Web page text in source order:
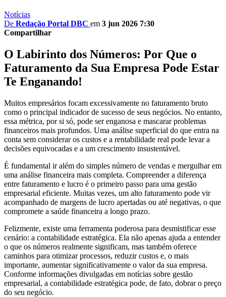
Notícias
De Redação Portal DBC em 3 jun 2026 7:30
Compartilhar
O Labirinto dos Números: Por Que o
Faturamento da Sua Empresa Pode Estar
Te Enganando!
Muitos empresários focam excessivamente no faturamento bruto
como o principal indicador de sucesso de seus negócios. No entanto,
essa métrica, por si só, pode ser enganosa e mascarar problemas
financeiros mais profundos. Uma análise superficial do que entra na
conta sem considerar os custos e a rentabilidade real pode levar a
decisões equivocadas e a um crescimento insustentável.
É fundamental ir além do simples número de vendas e mergulhar em
uma análise financeira mais completa. Compreender a diferença
entre faturamento e lucro é o primeiro passo para uma gestão
empresarial eficiente. Muitas vezes, um alto faturamento pode vir
acompanhado de margens de lucro apertadas ou até negativas, o que
compromete a saúde financeira a longo prazo.
Felizmente, existe uma ferramenta poderosa para desmistificar esse
cenário: a contabilidade estratégica. Ela não apenas ajuda a entender
o que os números realmente significam, mas também oferece
caminhos para otimizar processos, reduzir custos e, o mais
importante, aumentar significativamente o valor da sua empresa.
Conforme informações divulgadas em notícias sobre gestão
empresarial, a contabilidade estratégica pode, de fato, dobrar o preço
do seu negócio.